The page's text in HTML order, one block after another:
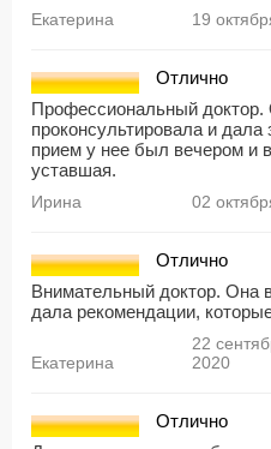
Екатерина 19
Отлично
Профессиональный
проконсультировала и
прием у нее был вечером и
уставшая.
Ирина 02
Отлично
Внимательный доктор. Она
дала рекомендации,
Екатерина
22
2020
Отлично